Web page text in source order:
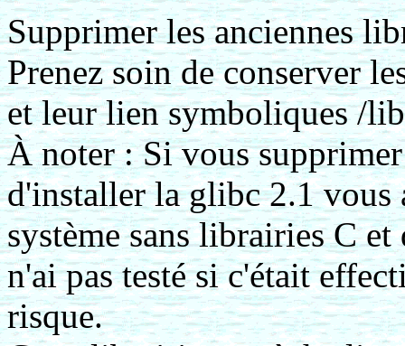
Supprimer les anciennes
Prenez soin de conserver
et leur lien symboliques /
À noter : Si vous
d'installer la glibc 2.1 vous
système sans librairies C
n'ai pas testé si c'était
risque.